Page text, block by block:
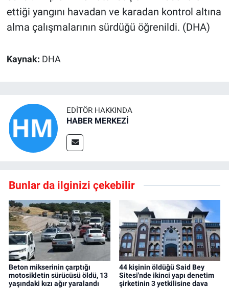
ettiği yangını havadan ve karadan kontrol altına
alma çalışmalarının sürdüğü öğrenildi. (DHA)
Kaynak: DHA
EDITÖR HAKKINDA
HABER MERKEZİ
Bunlar da ilginizi çekebilir
Beton mikserinin çarptığı
motosikletin sürücüsü öldü, 13
yaşındaki kızı ağır yaralandı
44 kişinin öldüğü Said Bey
Sitesi'nde ikinci yapı denetim
şirketinin 3 yetkilisine dava